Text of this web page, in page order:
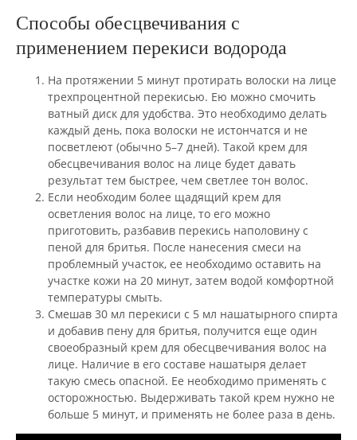
Способы обесцвечивания с
применением перекиси водорода
На протяжении 5 минут протирать волоски на лице
трехпроцентной перекисью. Ею можно смочить
ватный диск для удобства. Это необходимо делать
каждый день, пока волоски не истончатся и не
посветлеют (обычно 5–7 дней). Такой крем для
обесцвечивания волос на лице будет давать
результат тем быстрее, чем светлее тон волос.
Если необходим более щадящий крем для
осветления волос на лице, то его можно
приготовить, разбавив перекись наполовину с
пеной для бритья. После нанесения смеси на
проблемный участок, ее необходимо оставить на
участке кожи на 20 минут, затем водой комфортной
температуры смыть.
Смешав 30 мл перекиси с 5 мл нашатырного спирта
и добавив пену для бритья, получится еще один
своеобразный крем для обесцвечивания волос на
лице. Наличие в его составе нашатыря делает
такую смесь опасной. Ее необходимо применять с
осторожностью. Выдерживать такой крем нужно не
больше 5 минут, и применять не более раза в день.